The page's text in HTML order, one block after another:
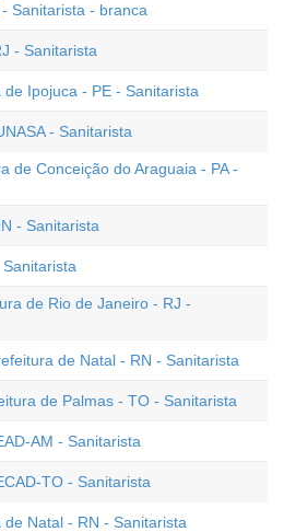
Sanitarista - branca
- Sanitarista
Ipojuca - PE - Sanitarista
- Sanitarista
de Conceição do Araguaia - PA -
- Sanitarista
de Rio de Janeiro - RJ -
de Natal - RN - Sanitarista
de Palmas - TO - Sanitarista
AM - Sanitarista
TO - Sanitarista
Natal - RN - Sanitarista